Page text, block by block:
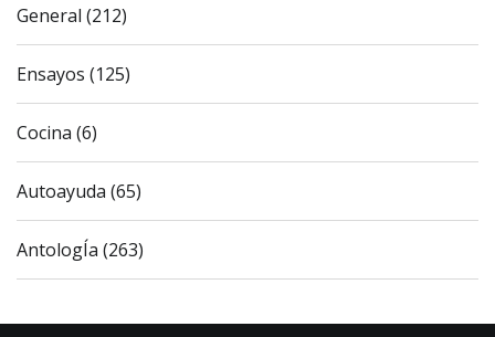
General (212)
Ensayos (125)
Cocina (6)
Autoayuda (65)
AntologÍa (263)